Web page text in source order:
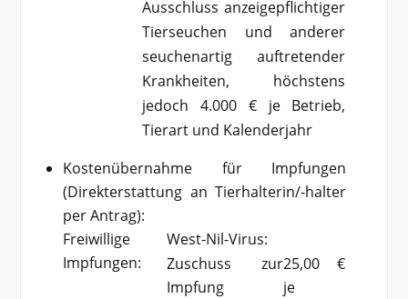
Ausschluss anzeigepflichtiger
Tierseuchen und anderer
seuchenartig auftretender
Krankheiten, höchstens
jedoch 4.000 € je Betrieb,
Tierart und Kalenderjahr
Kostenübernahme für Impfungen
(Direkterstattung an Tierhalterin/-halter
per Antrag):
Freiwillige
Impfungen:
West-Nil-Virus:
Zuschuss zur
Impfung
25,00 €
je